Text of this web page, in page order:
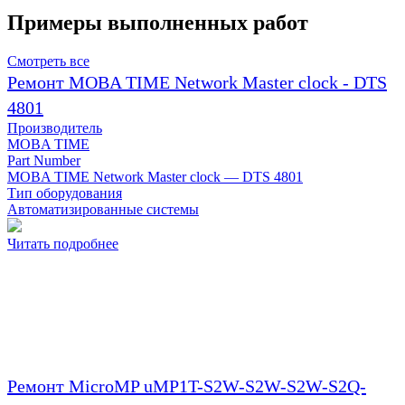
Примеры выполненных работ
Смотреть все
Ремонт MOBA TIME Network Master clock - DTS
4801
Производитель
MOBA TIME
Part Number
MOBA TIME Network Master clock — DTS 4801
Тип оборудования
Автоматизированные системы
Читать подробнее
Ремонт MicroMP uMP1T-S2W-S2W-S2W-S2Q-